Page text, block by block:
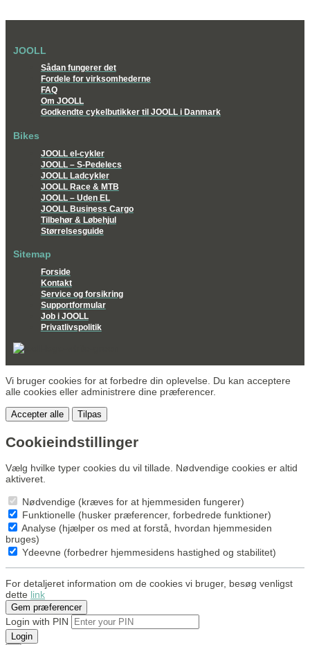
JOOLL
Sådan fungerer det
Fordele for virksomhederne
FAQ
Om JOOLL
Godkendte cykelbutikker til JOOLL i Danmark
Bikes
JOOLL el-cykler
JOOLL – S-Pedelecs
JOOLL Ladcykler
JOOLL Race & MTB
JOOLL – Uden EL
JOOLL Business Cargo
Tilbehør & Løbehjul
Størrelsesguide
Sitemap
Forside
Kontakt
Service og forsikring
Supportformular
Job i JOOLL
Privatlivspolitik
Vi bruger cookies for at forbedre din oplevelse. Du kan acceptere
alle cookies eller administrere dine præferencer.
Accepter alle Tilpas
Cookieindstillinger
Vælg hvilke typer cookies du vil tillade. Nødvendige cookies er altid
aktiveret.
Nødvendige (kræves for at hjemmesiden fungerer)
Funktionelle (husker præferencer, forbedrede funktioner)
Analyse (hjælper os med at forstå, hvordan hjemmesiden
bruges)
Ydeevne (forbedrer hjemmesidens hastighed og stabilitet)
For detaljeret information om de cookies vi bruger, besøg venligst
dette link
Gem præferencer
Login with PIN
Login